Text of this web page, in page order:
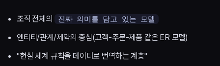
조직 전체의 진짜 의미를 담고 있는 모델
엔티티/관계/제약의 중심(고객-주문-제품 같은 ER 모델)
"현실 세계 규칙을 데이터로 번역하는 계층"